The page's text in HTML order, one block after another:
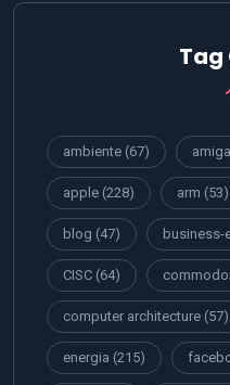
Tag
ambiente (67) amiga
apple (228) arm (53)
blog (47) business-
CISC (64)
computer architecture (57)
energia (215)